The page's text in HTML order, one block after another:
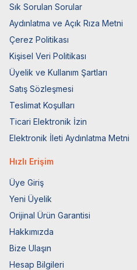
Sık Sorulan Sorular
Aydınlatma ve Açık Rıza Metni
Çerez Politikası
Kişisel Veri Politikası
Üyelik ve Kullanım Şartları
Satış Sözleşmesi
Teslimat Koşulları
Ticari Elektronik İzin
Elektronik İleti Aydınlatma Metni
Hızlı Erişim
Üye Giriş
Yeni Üyelik
Orijinal Ürün Garantisi
Hakkımızda
Bize Ulaşın
Hesap Bilgileri